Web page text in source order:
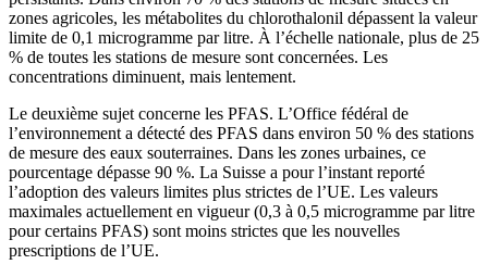
zones agricoles, les métabolites du chlorothalonil dépassent la valeur
limite de 0,1 microgramme par litre. À l’échelle nationale, plus de 25
% de toutes les stations de mesure sont concernées. Les
concentrations diminuent, mais lentement.
Le deuxième sujet concerne les PFAS. L’Office fédéral de
l’environnement a détecté des PFAS dans environ 50 % des stations
de mesure des eaux souterraines. Dans les zones urbaines, ce
pourcentage dépasse 90 %. La Suisse a pour l’instant reporté
l’adoption des valeurs limites plus strictes de l’UE. Les valeurs
maximales actuellement en vigueur (0,3 à 0,5 microgramme par litre
pour certains PFAS) sont moins strictes que les nouvelles
prescriptions de l’UE.